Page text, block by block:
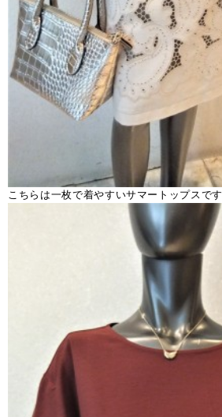
こちらは一枚で着やすいサマートップスです